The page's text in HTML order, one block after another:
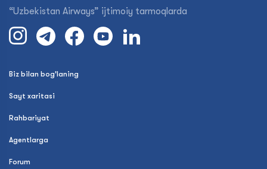
“Uzbekistan Airways” ijtimoiy tarmoqlarda
Biz bilan bog'laning
Sayt xaritasi
Rahbariyat
Agentlarga
Forum